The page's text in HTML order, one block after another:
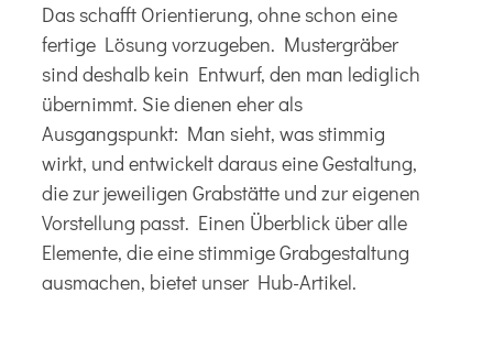
Das schafft Orientierung, ohne schon eine
fertige Lösung vorzugeben. Mustergräber
sind deshalb kein Entwurf, den man lediglich
übernimmt. Sie dienen eher als
Ausgangspunkt: Man sieht, was stimmig
wirkt, und entwickelt daraus eine Gestaltung,
die zur jeweiligen Grabstätte und zur eigenen
Vorstellung passt. Einen Überblick über alle
Elemente, die eine stimmigeGrabgestaltung
ausmachen, bietet unser Hub-Artikel.